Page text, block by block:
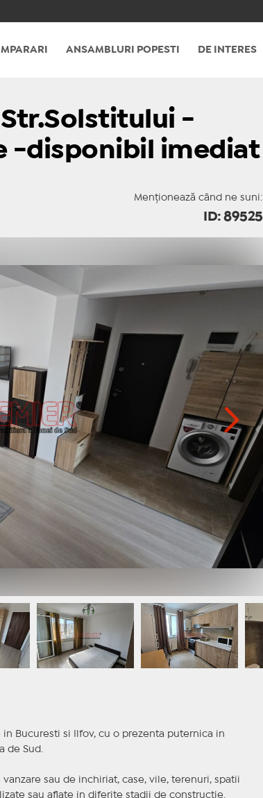
ANSAMBLURI POPESTI DE INTERES
Str.Solstitului -
-disponibil imediat
Menționează când ne suni:
ID: 89525
Bucuresti si Ilfov, cu o prezenta puternica in
de Sud.
sau de inchiriat, case, vile, terenuri, spatii
sau aflate in diferite stadii de constructie.